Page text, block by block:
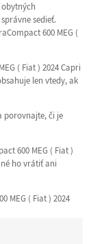
sedieť.
600 MEG (
( Fiat ) 2024 Capri
len vtedy, ak
porovnajte, či je
600 MEG ( Fiat )
ho vrátiť ani